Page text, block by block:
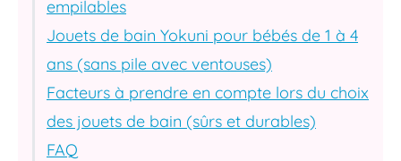
empilables
Jouets de bain Yokuni pour bébés de 1 à 4
ans (sans pile avec ventouses)
Facteurs à prendre en compte lors du choix
des jouets de bain (sûrs et durables)
FAQ